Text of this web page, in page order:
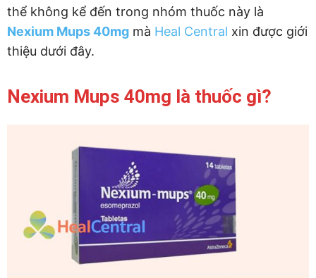
thể không kể đến trong nhóm thuốc này là
Nexium Mups 40mg mà Heal Central xin được giới
thiệu dưới đây.
Nexium Mups 40mg là thuốc gì?